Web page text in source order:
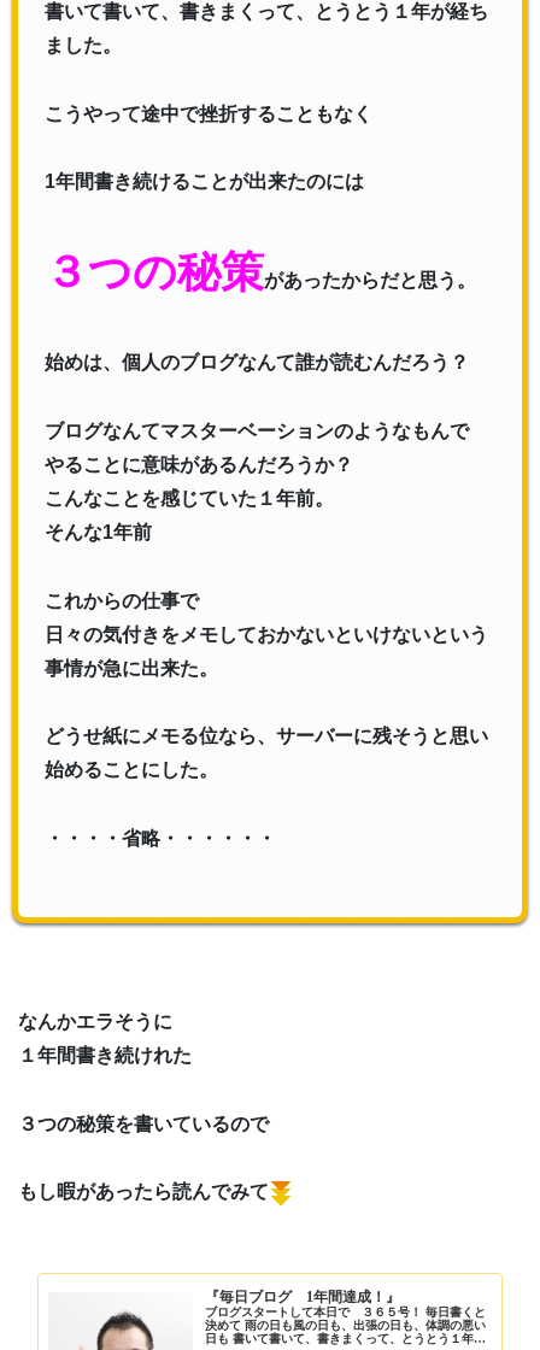
書いて書いて、書きまくって、とうとう１年が経ち
ました。
こうやって途中で挫折することもなく
1年間書き続けることが出来たのには
３つの秘策があったからだと思う。
始めは、個人のブログなんて誰が読むんだろう？
ブログなんてマスターベーションのようなもんで
やることに意味があるんだろうか？
こんなことを感じていた１年前。
そんな1年前
これからの仕事で
日々の気付きをメモしておかないといけないという
事情が急に出来た。
どうせ紙にメモる位なら、サーバーに残そうと思い
始めることにした。
・・・・省略・・・・・・
なんかエラそうに
１年間書き続けれた
３つの秘策を書いているので
もし暇があったら読んでみて
『毎日ブログ 1年間達成！』
ブログスタートして本日で ３６５号！ 毎日書くと
決めて 雨の日も風の日も、出張の日も、体調の悪い
日も 書いて書いて、書きまくって、とうとう１年が